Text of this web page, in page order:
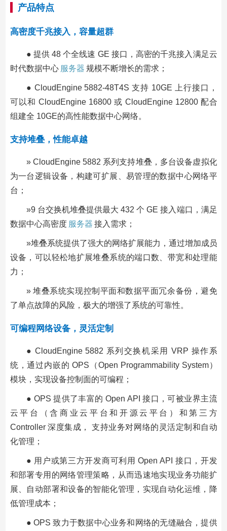
产品特点
高密度千兆接入，容量超群
● 提供 48 个全线速 GE 接口，高密的千兆接入满足云
时代数据中心 服务器 规模不断增长的需求；
● CloudEngine 5882-48T4S 支持 10GE 上行接口，
可以和 CloudEngine 16800 或 CloudEngine 12800 配合
组建全 10GE的高性能数据中心网络。
支持堆叠，性能卓越
» CloudEngine 5882 系列支持堆叠，多台设备虚拟化
为一台逻辑设备，构建可扩展、易管理的数据中心网络平
台；
»9 台交换机堆叠提供最大 432 个 GE 接入端口，满足
数据中心高密度 服务器 接入需求；
»堆叠系统提供了强大的网络扩展能力，通过增加成员
设备，可以轻松地扩展堆叠系统的端口数、带宽和处理能
力；
» 堆叠系统实现控制平面和数据平面冗余备份，避免
了单点故障的风险，极大的增强了系统的可靠性。
可编程网络设备，灵活定制
● CloudEngine 5882 系列交换机采用 VRP 操作系
统，通过内嵌的 OPS（Open Programmability System）
模块，实现设备控制面的可编程；
● OPS 提供了丰富的 Open API 接口，可被业界主流
云平台（含商业云平台和开源云平台）和第三方
Controller 深度集成， 支持业务对网络的灵活定制和自动
化管理；
● 用户或第三方开发商可利用 Open API 接口，开发
和部署专用的网络管理策略，从而迅速地实现业务功能扩
展、自动部署和设备的智能化管理，实现自动化运维，降
低管理成本；
● OPS 致力于数据中心业务和网络的无缝融合，提供